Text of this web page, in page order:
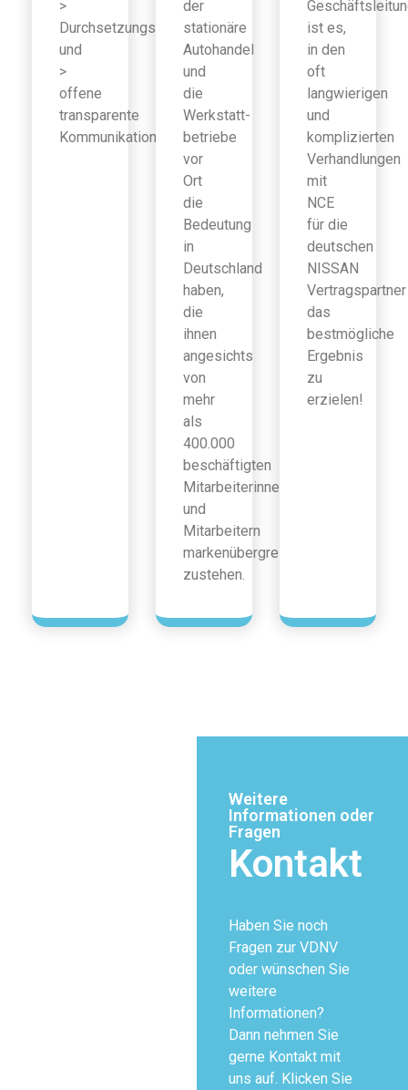
>
Durchsetzungsfähigkeit
und
>
offene
transparente
Kommunikation
der
stationäre
Autohandel
und
die
Werkstatt-
betriebe
vor
Ort
die
Bedeutung
in
Deutschland
haben,
die
ihnen
angesichts
von
mehr
als
400.000
beschäftigten
Mitarbeiterinnen
und
Mitarbeitern
markenübergreifend
zustehen.
ist es,
in den
oft
langwierigen
und
komplizierten
Verhandlungen
mit
NCE
für die
deutschen
NISSAN
Vertragspartner
das
bestmögliche
Ergebnis
zu
erzielen!
Weitere
Informationen oder
Fragen
Kontakt
Haben Sie noch
Fragen zur VDNV
oder wünschen Sie
weitere
Informationen?
Dann nehmen Sie
gerne Kontakt mit
uns auf. Klicken Sie